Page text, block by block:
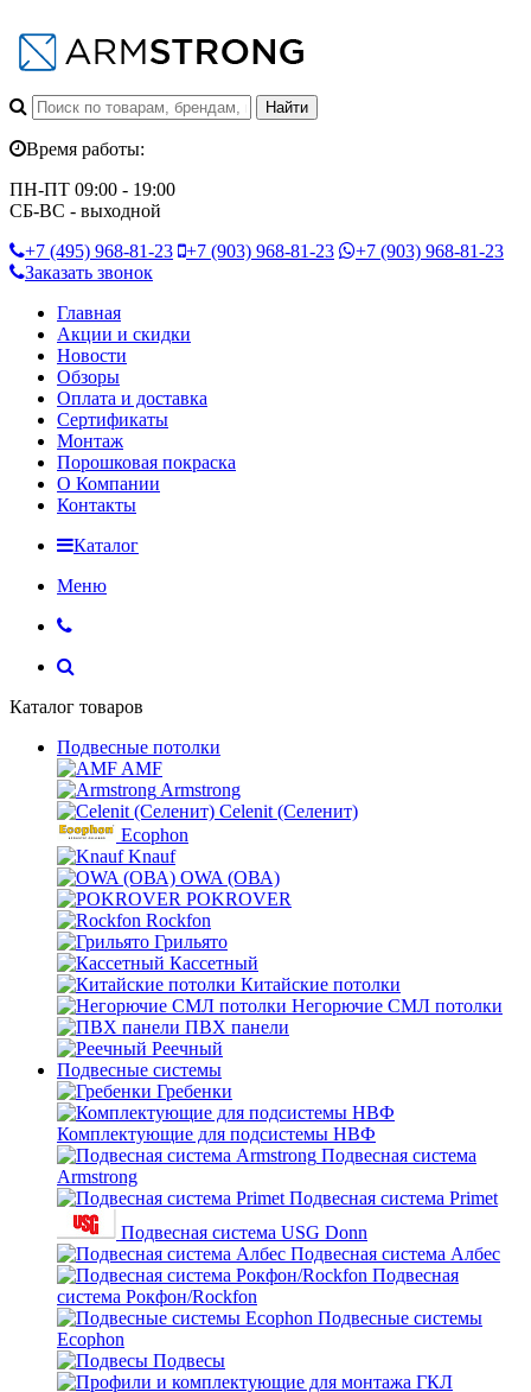
Время работы:
ПН-ПТ 09:00 - 19:00
СБ-ВС - выходной
+7 (495) 968-81-23 +7 (903) 968-81-23 +7 (903) 968-81-23
Заказать звонок
Главная
Акции и скидки
Новости
Обзоры
Оплата и доставка
Сертификаты
Монтаж
Порошковая покраска
О Компании
Контакты
Каталог
Меню
Каталог товаров
Подвесные потолки
AMF
Armstrong
Celenit (Селенит)
Ecophon
Knauf
OWA (ОВА)
POKROVER
Rockfon
Грильято
Кассетный
Китайские потолки
Негорючие СМЛ потолки
ПВХ панели
Реечный
Подвесные системы
Гребенки
Комплектующие для подсистемы НВФ
Подвесная система
Armstrong
Подвесная система Primet
Подвесная система USG Donn
Подвесная система Албес
Подвесная
система Рокфон/Rockfon
Подвесные системы
Ecophon
Подвесы